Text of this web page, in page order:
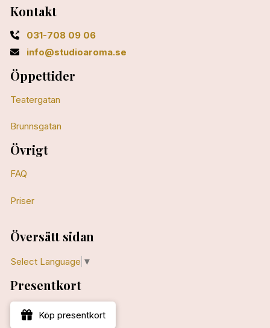
Kontakt
031-708 09 06
info@studioaroma.se
Öppettider
Teatergatan
Brunnsgatan
Övrigt
FAQ
Priser
Översätt sidan
Select Language ▼
Presentkort
Köp presentkort